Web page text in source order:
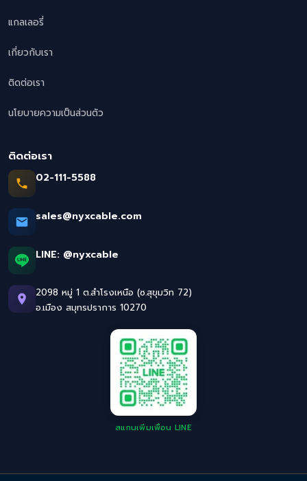
แกลเลอรี่
เกี่ยวกับเรา
ติดต่อเรา
นโยบายความเป็นส่วนตัว
ติดต่อเรา
02-111-5588
sales@nyxcable.com
LINE: @nyxcable
2098 หมู่ 1 ต.สำโรงเหนือ (ซ.สุขุมวิท 72)
อ.เมือง สมุทรปราการ 10270
สแกนเพิ่มเพื่อน LINE